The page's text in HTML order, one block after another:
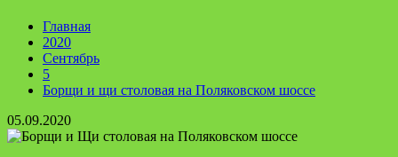
Главная
2020
Сентябрь
5
Борщи и щи столовая на Поляковском шоссе
05.09.2020